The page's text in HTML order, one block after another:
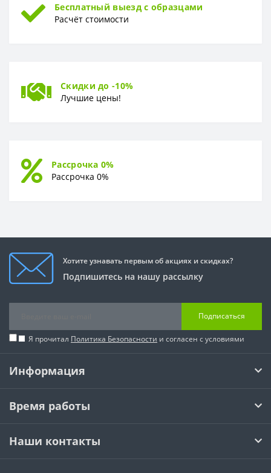
Бесплатный выезд с образцами
Расчёт стоимости
Скидки до -10%
Лучшие цены!
Рассрочка 0%
Рассрочка 0%
Хотите узнавать первым об акциях и скидках?
Подпишитесь на нашу рассылку
Подписаться
Я прочитал Политика Безопасности и согласен с условиями
Информация
Время работы
Наши контакты